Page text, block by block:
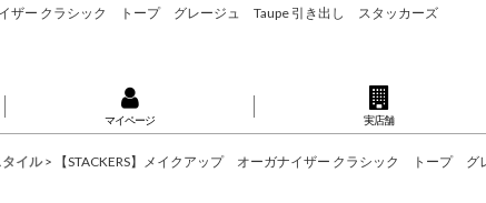
イザー クラシック トープ グレージュ Taupe 引き出し スタッカーズ
マイページ 実店舗
イル > 【STACKERS】メイクアップ オーガナイザー クラシック トープ